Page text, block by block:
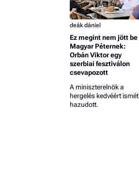
deák dániel
Ez megint nem jött be
Magyar Péternek:
Orbán Viktor egy
szerbiai fesztiválon
csevapozott
A miniszterelnök a
hergelés kedvéért ismét
hazudott.